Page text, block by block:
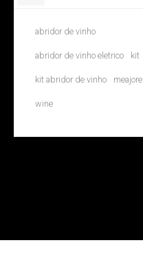
abridor de vinho
abridor de vinho eletrico kit
kit abridor de vinho meajore
wine